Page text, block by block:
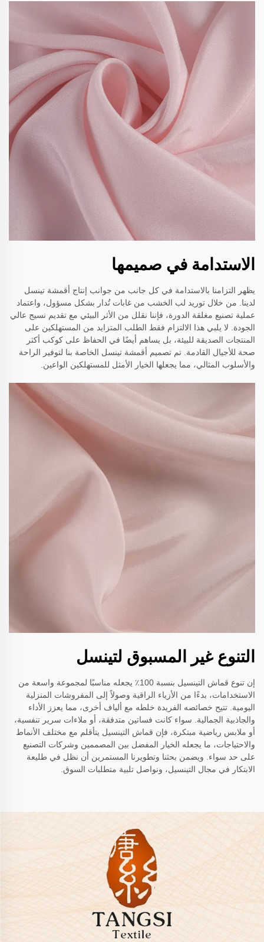
الاستدامة في صميمها
يظهر التزامنا بالاستدامة في كل جانب من جوانب إنتاج أقمشة تينسل
لدينا. من خلال توريد لب الخشب من غابات تُدار بشكل مسؤول، واعتماد
عملية تصنيع مغلقة الدورة، فإننا نقلل من الأثر البيئي مع تقديم نسيج عالي
الجودة. لا يلبي هذا الالتزام فقط الطلب المتزايد من المستهلكين على
المنتجات الصديقة للبيئة، بل يساهم أيضًا في الحفاظ على كوكب أكثر
صحة للأجيال القادمة. تم تصميم أقمشة تينسل الخاصة بنا لتوفير الراحة
والأسلوب المثالي، مما يجعلها الخيار الأمثل للمستهلكين الواعين.
التنوع غير المسبوق لتينسل
إن تنوع قماش التينسيل بنسبة 100٪ يجعله مناسبًا لمجموعة واسعة من
الاستخدامات، بدءًا من الأزياء الراقية وصولاً إلى المفروشات المنزلية
اليومية. تتيح خصائصه الفريدة خلطه مع ألياف أخرى، مما يعزز الأداء
والجاذبية الجمالية. سواء كانت فساتين متدفقة، أو ملاءات سرير تنفسية،
أو ملابس رياضية مبتكرة، فإن قماش التينسيل يتأقلم مع مختلف الأنماط
والاحتياجات، ما يجعله الخيار المفضل بين المصممين وشركات التصنيع
على حد سواء. ويضمن بحثنا وتطويرنا المستمرين أن نظل في طليعة
الابتكار في مجال التينسيل، ونواصل تلبية متطلبات السوق.